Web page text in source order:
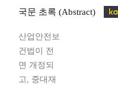
국문 초록 (Abstract)
산업안전보
건법이 전
면 개정되
고, 중대재